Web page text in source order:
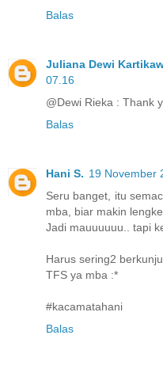
Balas
Juliana Dewi
07.16
@Dewi Rieka : Thank
Balas
Hani S. 19 November
Seru banget, itu
mba, biar makin
Jadi mauuuuuu.. tapi
Harus sering2
TFS ya mba :*
#kacamatahani
Balas